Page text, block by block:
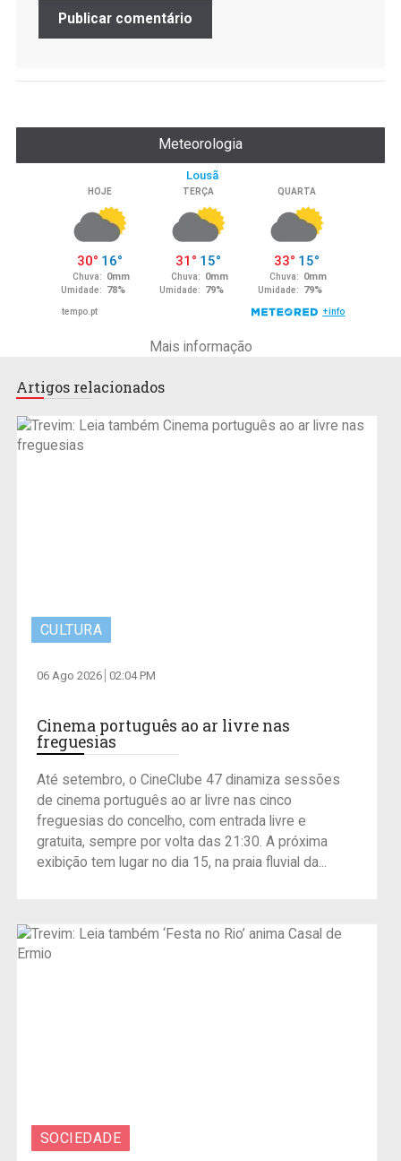
Meteorologia
Mais informação
Artigos relacionados
CULTURA
06 Ago 2026 02:04 PM
Cinema português ao ar livre nas
freguesias
Até setembro, o CineClube 47 dinamiza sessões
de cinema português ao ar livre nas cinco
freguesias do concelho, com entrada livre e
gratuita, sempre por volta das 21:30. A próxima
exibição tem lugar no dia 15, na praia fluvial da...
SOCIEDADE